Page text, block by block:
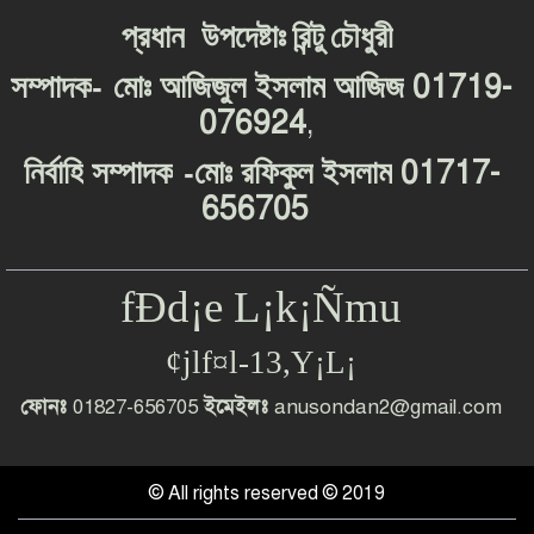
প্রধান উপদেষ্টাঃরিন্টু চৌধুরী
সম্পাদক- মোঃ আজিজুল ইসলাম আজিজ 01719-
076924,
নির্বাহি সম্পাদক-মোঃ রফিকুল ইসলাম 01717-
656705
fÐd¡e L¡k¡Ñmu
¢jlf¤l-13,Y¡L¡
ফোনঃ 01827-656705ইমেইলঃ anusondan2@gmail.com
© All rights reserved © 2019